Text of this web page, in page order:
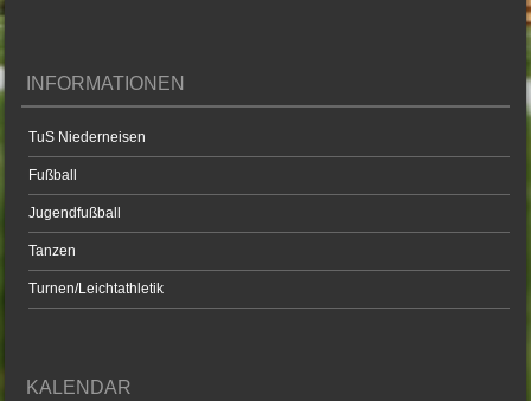
INFORMATIONEN
TuS Niederneisen
Fußball
Jugendfußball
Tanzen
Turnen/Leichtathletik
KALENDAR